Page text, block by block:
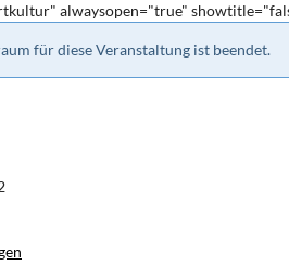
alwaysopen="true"
für diese Veranstaltung ist beendet.